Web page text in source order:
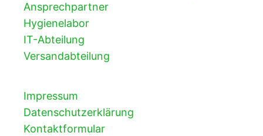
Ansprechpartner
Hygienelabor
IT-Abteilung
Versandabteilung
Impressum
Datenschutzerklärung
Kontaktformular